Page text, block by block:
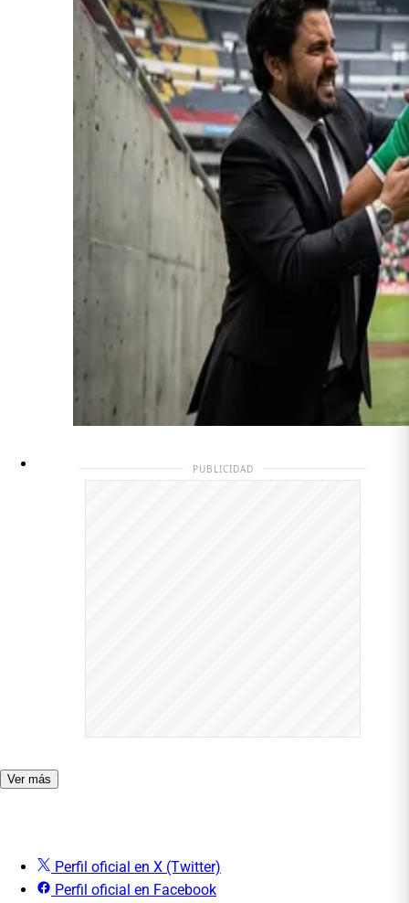
PUBLICIDAD
Ver más
Perfil oficial en X (Twitter)
Perfil oficial en Facebook